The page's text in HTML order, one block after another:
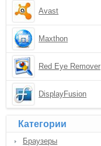
Avast
Maxthon
Red Eye Remover
DisplayFusion
Категории
Браузеры